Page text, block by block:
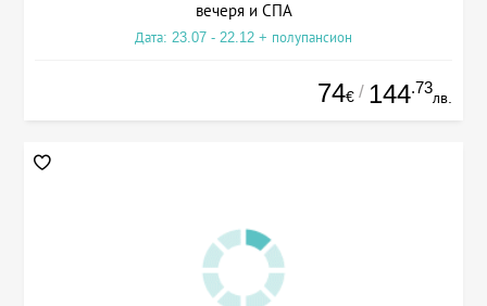
вечеря и СПА
Дата: 23.07 - 22.12 + полупансион
74€ / 144.73
лв.